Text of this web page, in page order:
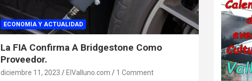
ECONOMIA Y ACTUALIDAD
La FIA Confirma A Bridgestone Como
Proveedor.
diciembre 11, 2023 ElValluno.com 1 Comment